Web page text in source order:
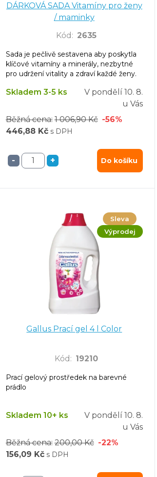
DÁRKOVÁ SADA Vitamíny pro ženy
/ maminky
Kód : 2635
Sada je pečlivě sestavena aby poskytla
klíčové vitamíny a minerály, nezbytné
pro udržení vitality a zdraví každé ženy.
Skladem 3-5 ks V pondělí 10. 8.
u Vás
Běžná cena: 1 006,90 Kč -56%
446,88 Kč s DPH
- + Do košíku
Sleva
Výprodej
Gallus Prací gel 4 l Color
Kód : 19210
Prací gelový prostředek na barevné
prádlo
Skladem 10+ ks V pondělí 10. 8.
u Vás
Běžná cena: 200,00 Kč -22%
156,09 Kč s DPH